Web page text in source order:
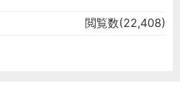
閲覧数(22,408)